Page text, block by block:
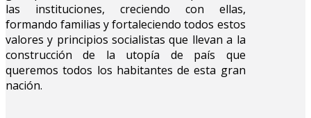
las instituciones, creciendo con ellas,
formando familias y fortaleciendo todos estos
valores y principios socialistas que llevan a la
construcción de la utopía de país que
queremos todos los habitantes de esta gran
nación.